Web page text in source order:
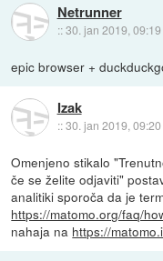
Netrunner
::30. jan 2019, 09:19
epic browser +
Izak
::30. jan 2019, 09:20
Omenjeno stikalo
če se želite odjaviti"
analitiki sporoča da je
https://matomo.org/faq/
nahaja na https://